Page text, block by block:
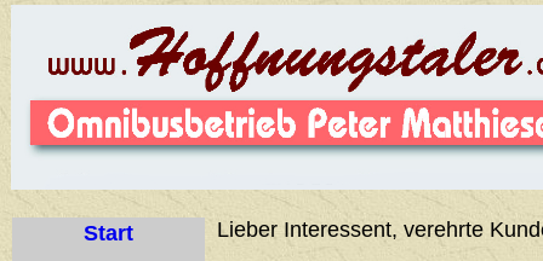
Start
Lieber Interessent, verehrte